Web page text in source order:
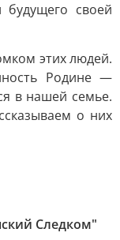
своей
этих людей.
Родине —
в нашей семье.
о них
Следком"